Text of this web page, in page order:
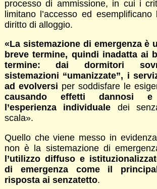
processo di ammissione, in cui i
limitano l’accesso ed
diritto di alloggio.
«La sistemazione di emergenza è
breve termine, quindi inadatta ai
termine: dai dormitori
sistemazioni “umanizzate”, i
ad evolversi per soddisfare le
causando effetti dannosi e
l’esperienza individuale dei
scala».
Quello che viene messo in
non è la sistemazione di
l’utilizzo diffuso e
di emergenza come il
risposta ai senzatetto.